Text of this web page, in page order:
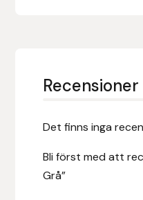
Recensioner
Det finns inga
Bli först med att
Grå”
HRÍMNIR
Iceland Pet
IceTack